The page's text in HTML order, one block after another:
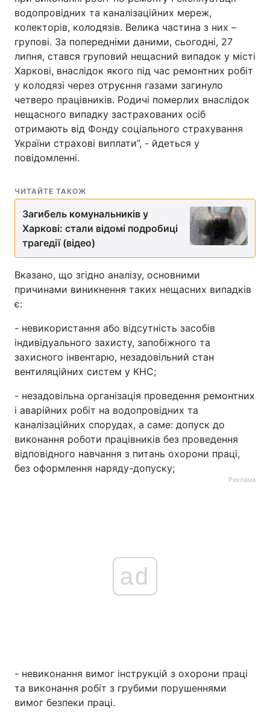
водопровідних та каналізаційних мереж,
колекторів, колодязів. Велика частина з них –
групові. За попередніми даними, сьогодні, 27
липня, стався груповий нещасний випадок у місті
Харкові, внаслідок якого під час ремонтних робіт
у колодязі через отруєння газами загинуло
четверо працівників. Родичі померлих внаслідок
нещасного випадку застрахованих осіб
отримають від Фонду соціального страхування
України страхові виплати”, - йдеться у
повідомленні.
ЧИТАЙТЕ ТАКОЖ
Загибель комунальників у
Харкові: стали відомі подробиці
трагедії (відео)
Вказано, що згідно аналізу, основними
причинами виникнення таких нещасних випадків
є:
- невикористання або відсутність засобів
індивідуального захисту, запобіжного та
захисного інвентарю, незадовільний стан
вентиляційних систем у КНС;
- незадовільна організація проведення ремонтних
і аварійних робіт на водопровідних та
каналізаційних спорудах, а саме: допуск до
виконання роботи працівників без проведення
відповідного навчання з питань охорони праці,
без оформлення наряду-допуску;
Реклама
ad
- невиконання вимог інструкцій з охорони праці
та виконання робіт з грубими порушеннями
вимог безпеки праці.